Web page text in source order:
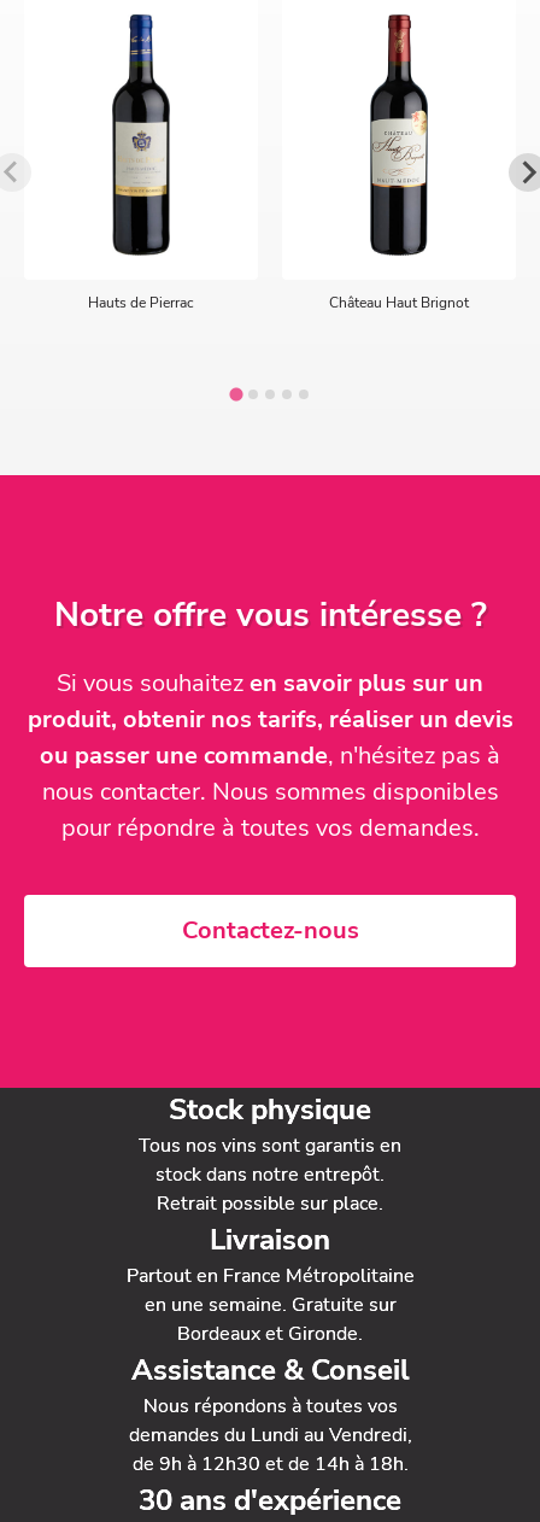
Hauts de Pierrac Château Haut Brignot
Notre offre vous intéresse ?
Si vous souhaitezen savoir plus sur un
produit, obtenir nos tarifs, réaliser un devis
ou passer une commande, n'hésitez pas à
nous contacter. Nous sommes disponibles
pour répondre à toutes vos demandes.
Contactez-nous
Stock physique
Tous nos vins sont garantis en
stock dans notre entrepôt.
Retrait possible sur place.
Livraison
Partout en France Métropolitaine
en une semaine. Gratuite sur
Bordeaux et Gironde.
Assistance & Conseil
Nous répondons à toutes vos
demandes du Lundi au Vendredi,
de 9h à 12h30 et de 14h à 18h.
30 ans d'expérience